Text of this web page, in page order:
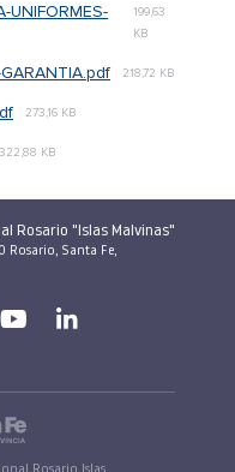
UNIFORMES-
199,63
KB
218,72 KB
273,16 KB
322,88 KB
Rosario "Islas Malvinas"
Rosario, Santa Fe,